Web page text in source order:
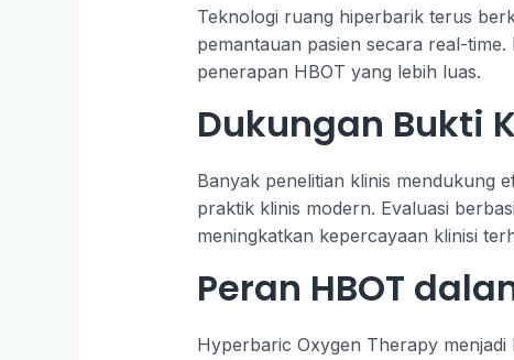
Teknologi ruang hiperbarik terus
pemantauan pasien secara real-
penerapan HBOT yang lebih luas.
Dukungan Bukti
Banyak penelitian klinis mendukung
praktik klinis modern. Evaluasi
meningkatkan kepercayaan klinisi
Peran HBOT
Hyperbaric Oxygen Therapy